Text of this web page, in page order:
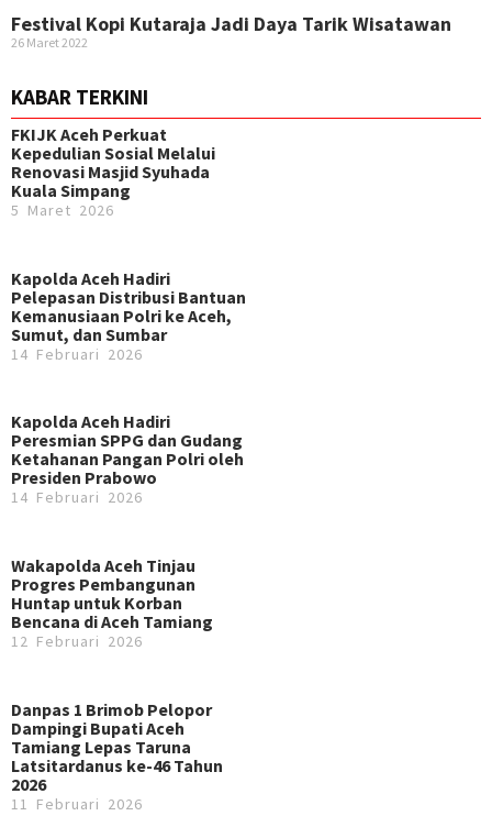
Festival Kopi Kutaraja Jadi Daya Tarik Wisatawan
26 Maret 2022
KABAR TERKINI
FKIJK Aceh Perkuat
Kepedulian Sosial Melalui
Renovasi Masjid Syuhada
Kuala Simpang
5 Maret 2026
Kapolda Aceh Hadiri
Pelepasan Distribusi Bantuan
Kemanusiaan Polri ke Aceh,
Sumut, dan Sumbar
14 Februari 2026
Kapolda Aceh Hadiri
Peresmian SPPG dan Gudang
Ketahanan Pangan Polri oleh
Presiden Prabowo
14 Februari 2026
Wakapolda Aceh Tinjau
Progres Pembangunan
Huntap untuk Korban
Bencana di Aceh Tamiang
12 Februari 2026
Danpas 1 Brimob Pelopor
Dampingi Bupati Aceh
Tamiang Lepas Taruna
Latsitardanus ke-46 Tahun
2026
11 Februari 2026